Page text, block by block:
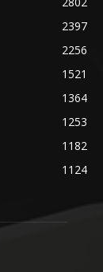
2397
2256
1521
1364
1253
1182
1124